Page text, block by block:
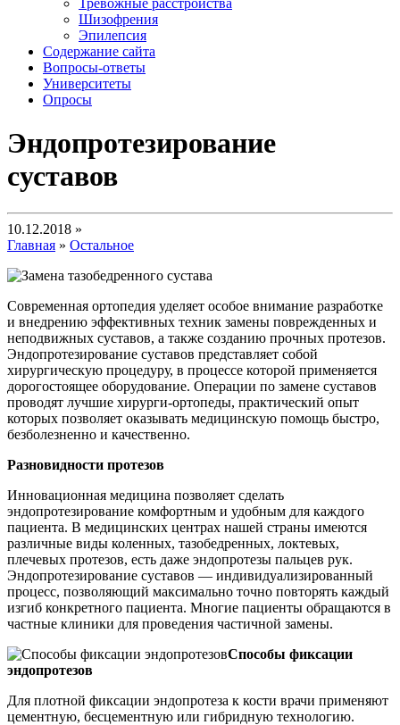
Тревожные расстройства
Шизофрения
Эпилепсия
Содержание сайта
Вопросы-ответы
Университеты
Опросы
Эндопротезирование
суставов
10.12.2018 »
Главная » Остальное
Современная ортопедия уделяет особое внимание разработке
и внедрению эффективных техник замены поврежденных и
неподвижных суставов, а также созданию прочных протезов.
Эндопротезирование суставов представляет собой
хирургическую процедуру, в процессе которой применяется
дорогостоящее оборудование. Операции по замене суставов
проводят лучшие хирурги-ортопеды, практический опыт
которых позволяет оказывать медицинскую помощь быстро,
безболезненно и качественно.
Разновидности протезов
Инновационная медицина позволяет сделать
эндопротезирование комфортным и удобным для каждого
пациента. В медицинских центрах нашей страны имеются
различные виды коленных, тазобедренных, локтевых,
плечевых протезов, есть даже эндопротезы пальцев рук.
Эндопротезирование суставов — индивидуализированный
процесс, позволяющий максимально точно повторять каждый
изгиб конкретного пациента. Многие пациенты обращаются в
частные клиники для проведения частичной замены.
Способы фиксации
эндопротезов
Для плотной фиксации эндопротеза к кости врачи применяют
цементную, бесцементную или гибридную технологию.